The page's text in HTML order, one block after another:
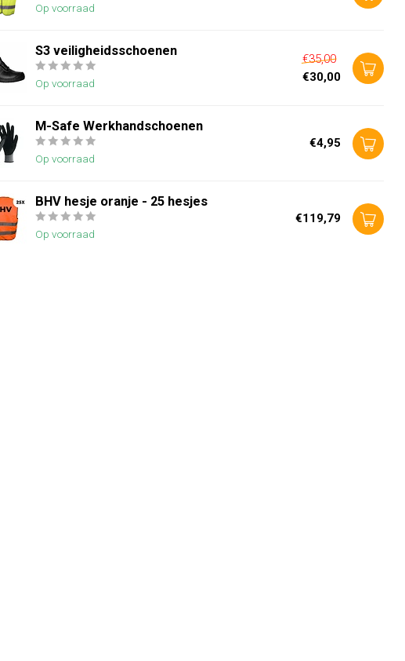
Op voorraad
S3 veiligheidsschoenen
Op voorraad
€35,00
€30,00
M-Safe Werkhandschoenen
Op voorraad
€4,95
BHV hesje oranje - 25 hesjes
Op voorraad
€119,79